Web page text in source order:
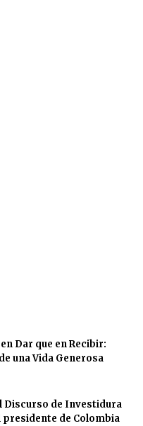
Dar que en Recibir:
una Vida Generosa
Discurso de Investidura
de Colombia